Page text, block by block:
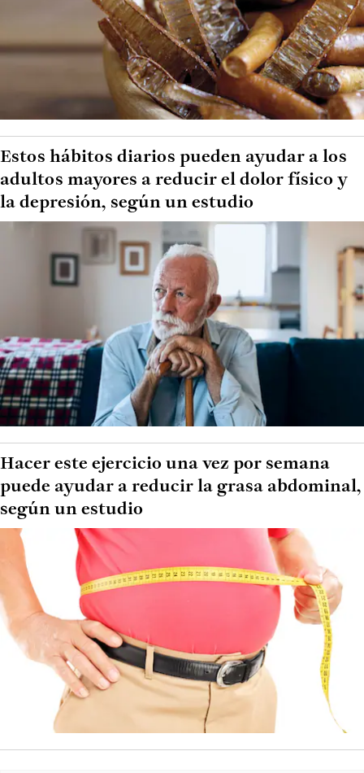
Estos hábitos diarios pueden ayudar a los
adultos mayores a reducir el dolor físico y
la depresión, según un estudio
Hacer este ejercicio una vez por semana
puede ayudar a reducir la grasa abdominal,
según un estudio